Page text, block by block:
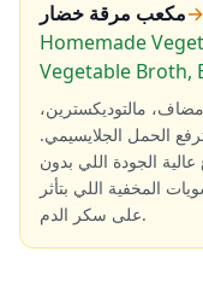
مكعب مرقة خضار→
Homemade
Vegetable Broth,
مالتوديكسترين،
الحمل الجلايسيمي.
الجودة اللي بدون
المخفية اللي بتأثر
على سكر الدم.